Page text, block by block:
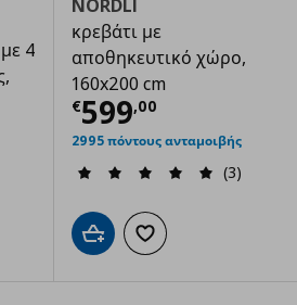
4
€ 359,00
NORDLI
κρεβάτι με
αποθηκευτικό χώρο,
160x200 cm
€599,00
Τρέχουσα
2995 πόντους ανταμοιβής
(3)
Προσθήκη στο καλάθι
Προσθήκη στα